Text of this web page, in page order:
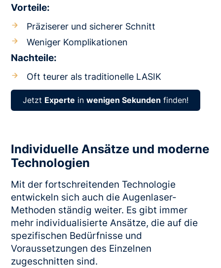
Vorteile:
Präziserer und sicherer Schnitt
Weniger Komplikationen
Nachteile:
Oft teurer als traditionelle LASIK
Jetzt Experte inwenigen Sekunden finden!
Individuelle Ansätze und moderne
Technologien
Mit der fortschreitenden Technologie
entwickeln sich auch die Augenlaser-
Methoden ständig weiter. Es gibt immer
mehr individualisierte Ansätze, die auf die
spezifischen Bedürfnisse und
Voraussetzungen des Einzelnen
zugeschnitten sind.